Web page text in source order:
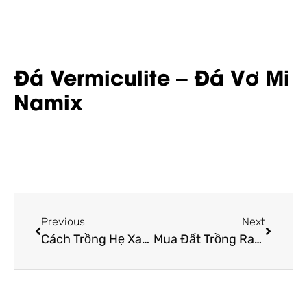
Đá Vermiculite – Đá Vơ Mi
Namix
Previous
Cách Trồng Hẹ Xanh Tốt Mơn Mởn, Thu Hoạch Nhanh
Next
Mua Đất Trồng Rau Ở Đâu? Loại Đất Trồng Rau Nào Tốt?